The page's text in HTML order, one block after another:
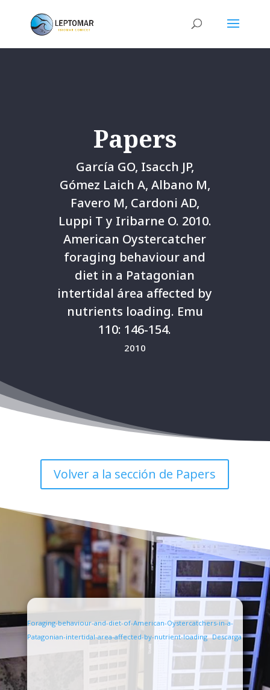
Papers
García GO, Isacch JP,
Gómez Laich A, Albano M,
Favero M, Cardoni AD,
Luppi T y Iribarne O. 2010.
American Oystercatcher
foraging behaviour and
diet in a Patagonian
intertidal área affected by
nutrients loading. Emu
110: 146-154.
2010
Volver a la sección de Papers
Foraging-behaviour-and-diet-of-American-Oystercatchers-in-a-
Patagonian-intertidal-area-affected-by-nutrient-loading Descarga